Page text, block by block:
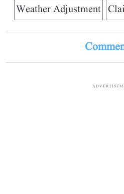
Weather Adjustment